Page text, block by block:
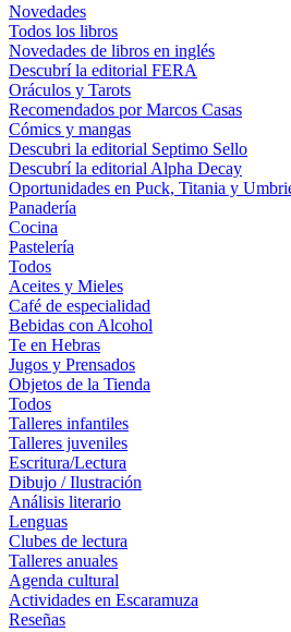
Novedades
Todos los libros
Novedades de libros en inglés
Descubrí la editorial FERA
Oráculos y Tarots
Recomendados por Marcos Casas
Cómics y mangas
Descubri la editorial Septimo Sello
Descubrí la editorial Alpha Decay
Oportunidades en Puck, Titania y
Panadería
Cocina
Pastelería
Todos
Aceites y Mieles
Café de especialidad
Bebidas con Alcohol
Te en Hebras
Jugos y Prensados
Objetos de la Tienda
Todos
Talleres infantiles
Talleres juveniles
Escritura/Lectura
Dibujo / Ilustración
Análisis literario
Lenguas
Clubes de lectura
Talleres anuales
Agenda cultural
Actividades en Escaramuza
Reseñas